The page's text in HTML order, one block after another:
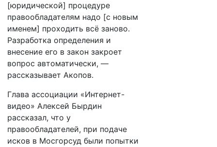
[юридической] процедуре
правообладателям надо [с новым
именем] проходить всё заново.
Разработка определения и
внесение его в закон закроет
вопрос автоматически, —
рассказывает Акопов.
Глава ассоциации «Интернет-
видео» Алексей Бырдин
рассказал, что у
правообладателей, при подаче
исков в Мосгорсуд были попытки